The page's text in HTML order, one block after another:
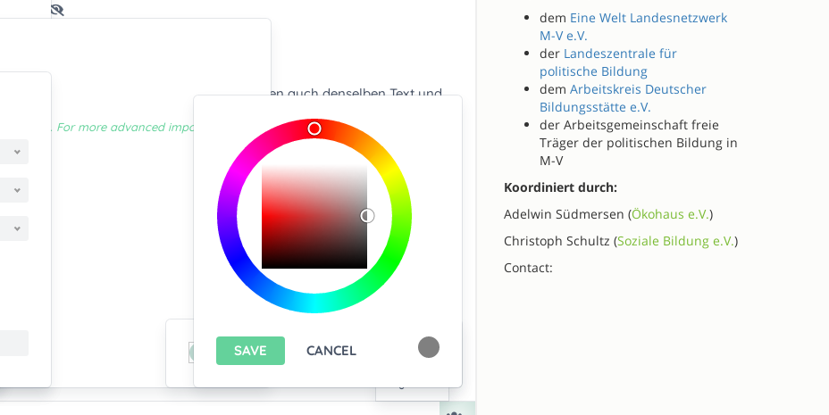
dem Eine Welt Landesnetzwerk
M-V e.V.
der Landeszentrale für
politische Bildung
dem Arbeitskreis Deutscher
Bildungsstätte e.V.
der Arbeitsgemeinschaft freie
Träger der politischen Bildung in
M-V
Koordiniert durch:
Adelwin Südmersen (Ökohaus e.V.)
Christoph Schultz (Soziale Bildung e.V.)
Contact: